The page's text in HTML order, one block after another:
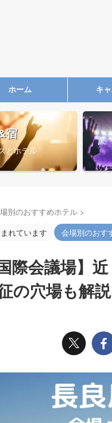
ホーム キ
宿
とホテル
別のおすすめホテル >
れています
会場別のおす
国際会議場】
の穴場も解説